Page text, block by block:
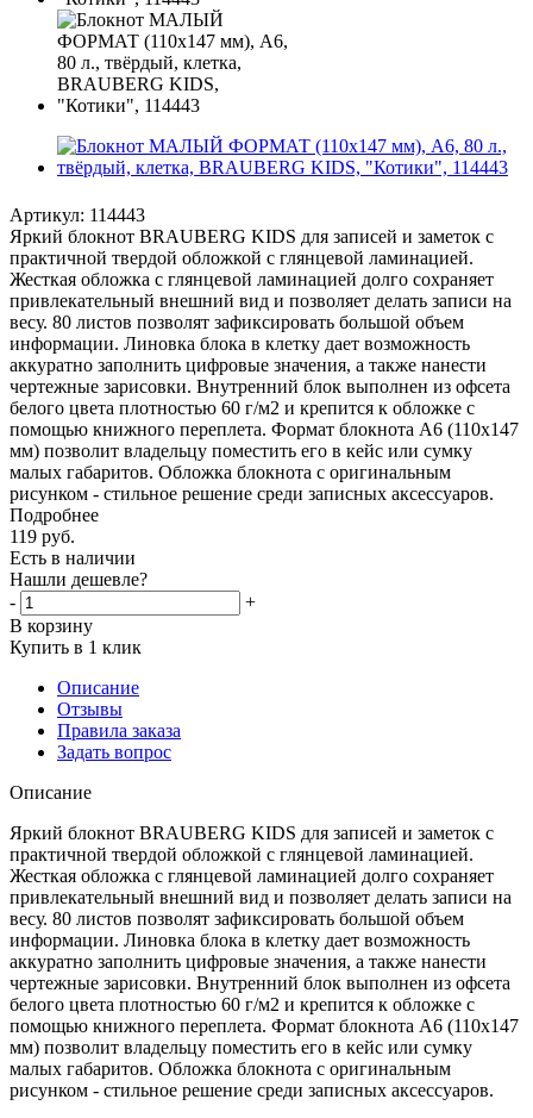
Артикул: 114443
Яркий блокнот BRAUBERG KIDS для записей и заметок с
практичной твердой обложкой с глянцевой ламинацией.
Жесткая обложка с глянцевой ламинацией долго сохраняет
привлекательный внешний вид и позволяет делать записи на
весу. 80 листов позволят зафиксировать большой объем
информации. Линовка блока в клетку дает возможность
аккуратно заполнить цифровые значения, а также нанести
чертежные зарисовки. Внутренний блок выполнен из офсета
белого цвета плотностью 60 г/м2 и крепится к обложке с
помощью книжного переплета. Формат блокнота А6 (110х147
мм) позволит владельцу поместить его в кейс или сумку
малых габаритов. Обложка блокнота с оригинальным
рисунком - стильное решение среди записных аксессуаров.
Подробнее
119 руб.
Есть в наличии
Нашли дешевле?
-
+
В корзину
Купить в 1 клик
Описание
Отзывы
Правила заказа
Задать вопрос
Описание
Яркий блокнот BRAUBERG KIDS для записей и заметок с
практичной твердой обложкой с глянцевой ламинацией.
Жесткая обложка с глянцевой ламинацией долго сохраняет
привлекательный внешний вид и позволяет делать записи на
весу. 80 листов позволят зафиксировать большой объем
информации. Линовка блока в клетку дает возможность
аккуратно заполнить цифровые значения, а также нанести
чертежные зарисовки. Внутренний блок выполнен из офсета
белого цвета плотностью 60 г/м2 и крепится к обложке с
помощью книжного переплета. Формат блокнота А6 (110х147
мм) позволит владельцу поместить его в кейс или сумку
малых габаритов. Обложка блокнота с оригинальным
рисунком - стильное решение среди записных аксессуаров.